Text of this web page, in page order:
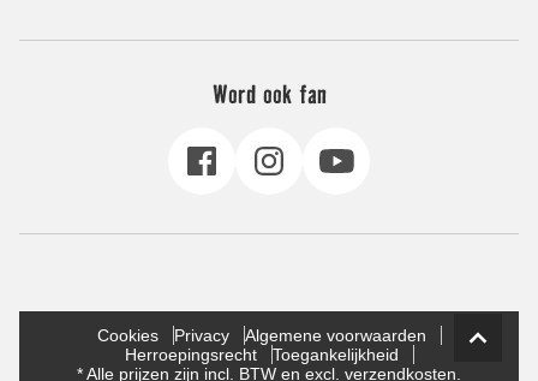
Word ook fan
Cookies Privacy
Algemene voorwaarden
Herroepingsrecht
Toegankelijkheid
* Alle prijzen zijn incl. BTW en excl. verzendkosten.